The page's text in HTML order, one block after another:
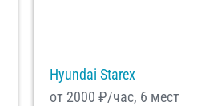
Hyundai Starex
от 2000 ₽/час, 6 мест